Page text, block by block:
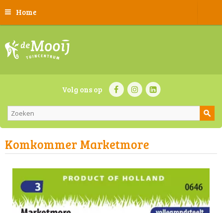
Home
Volg ons op
Komkommer Marketmore